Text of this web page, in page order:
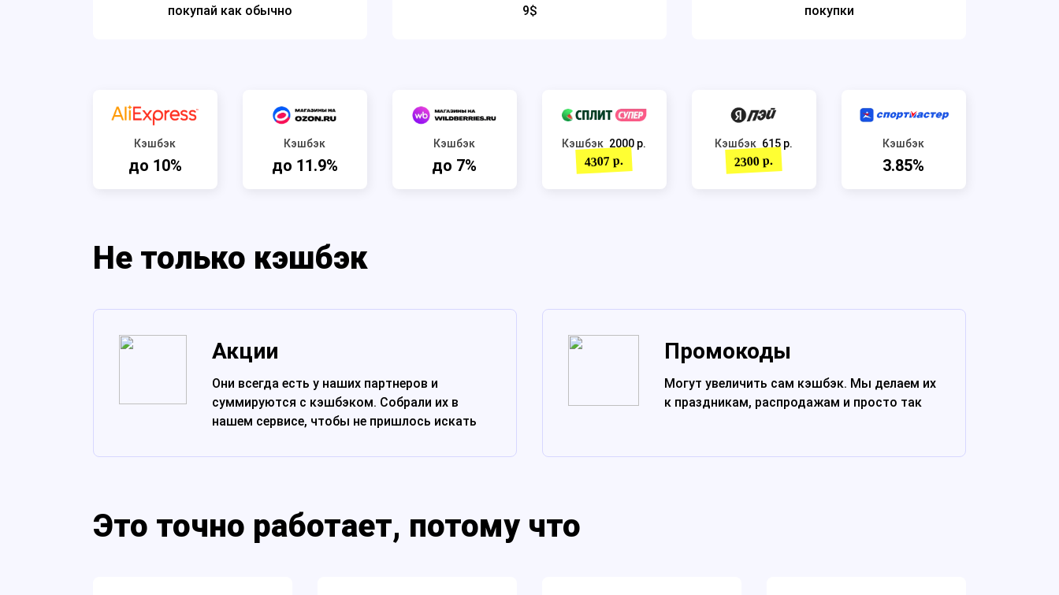
покупай как обычно
9$
покупки
Кэшбэк
до 10%
Кэшбэк
до 11.9%
Кэшбэк
до 7%
Кэшбэк 2000 р.
4307 р.
Кэшбэк 615 р.
2300 р.
Кэшбэк
3.85%
Не только кэшбэк
Акции
Они всегда есть у наших партнеров и
суммируются с кэшбэком. Собрали их в
нашем сервисе, чтобы не пришлось искать
Промокоды
Могут увеличить сам кэшбэк. Мы делаем их
к праздникам, распродажам и просто так
Это точно работает, потому что